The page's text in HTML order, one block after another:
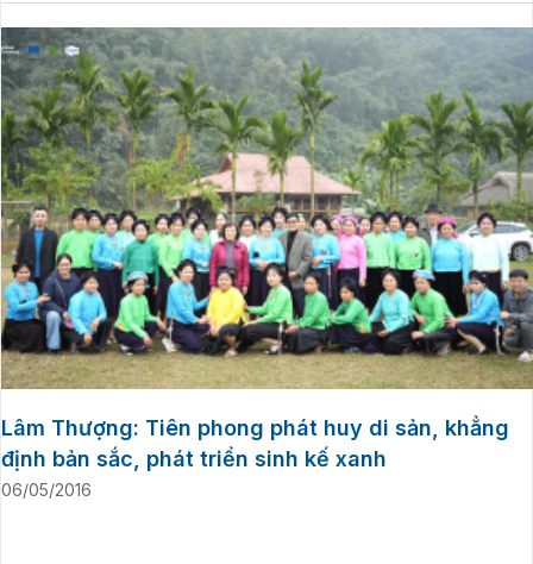
Lâm Thượng: Tiên phong phát huy di sản, khẳng
định bản sắc, phát triển sinh kế xanh
06/05/2016